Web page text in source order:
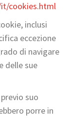
cookies.html
inclusi
eccezione
di navigare
delle sue
suo
porre in